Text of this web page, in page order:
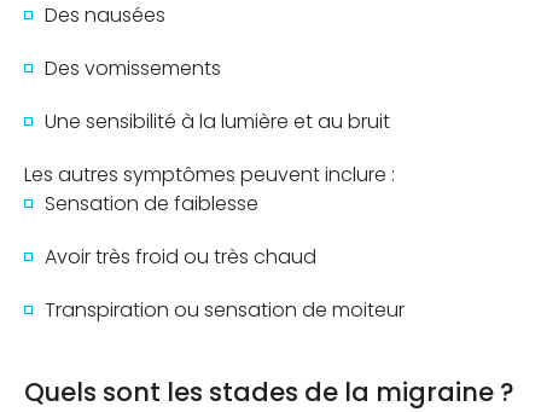
Des nausées
Des vomissements
Une sensibilité à la lumière et au bruit
Les autres symptômes peuvent inclure :
Sensation de faiblesse
Avoir très froid ou très chaud
Transpiration ou sensation de moiteur
Quels sont les stades de la migraine ?